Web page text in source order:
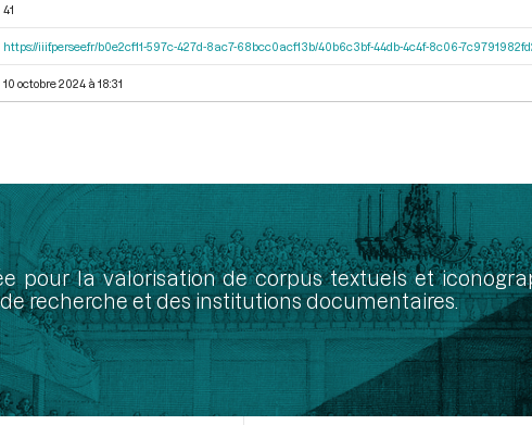
41
https://iiif.persee.fr/b0e2cf11-597c-427d-8ac7-68bcc0acf13b/40b6c3bf-44db-4c4f-8c06-
10 octobre 2024 à 18:31
pour la valorisation de corpus textuels et
recherche et des institutions documentaires.